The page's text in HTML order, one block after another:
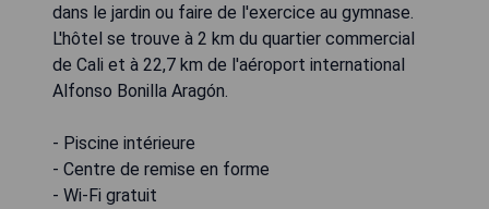
dans le jardin ou faire de l'exercice au gymnase.
L'hôtel se trouve à 2 km du quartier commercial
de Cali et à 22,7 km de l'aéroport international
Alfonso Bonilla Aragón.
- Piscine intérieure
- Centre de remise en forme
- Wi-Fi gratuit